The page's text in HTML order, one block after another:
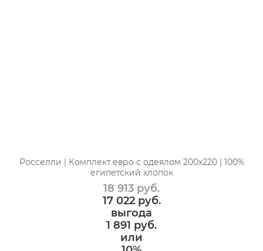
Росселли | Комплект евро с одеялом 200х220 | 100%
египетский хлопок
18 913 руб.
17 022 руб.
выгода
1 891 руб.
или